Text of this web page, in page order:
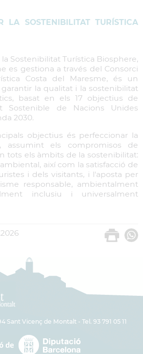
LA SOSTENIBILITAT TURÍSTICA
Sostenibilitat Turística Biosphere,
es gestiona a través del Consorci
Costa del Maresme, és un
la qualitat i la sostenibilitat
basat en els 17 objectius de
Sostenible de Nacions Unides
2030.
objectius és perfeccionar la
assumint els compromisos de
tots els àmbits de la sostenibilitat:
així com la satisfacció de
i dels visitants, i l'aposta per
responsable, ambientalment
inclusiu i universalment
Sant Vicenç de Montalt - Tel. 93 791 05 11